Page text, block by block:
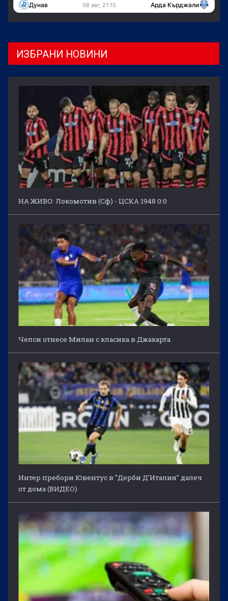
Дунав 08 авг, 21:15 Арда Кърджали
ИЗБРАНИ НОВИНИ
НА ЖИВО: Локомотив (Сф) - ЦСКА 1948 0:0
Челси отнесе Милан с класика в Джакарта
Интер пребори Ювентус в "Дерби Д'Италия" далеч
от дома (ВИДЕО)